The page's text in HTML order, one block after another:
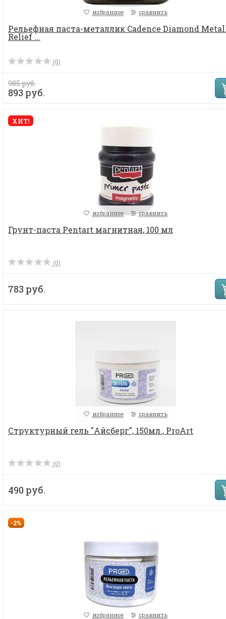
избранное сравнить
Рельефная паста-металлик Cadence Diamond
Relief ...
(0)
985 руб.
893 руб.
ХИТ!
избранное сравнить
Грунт-паста Pentart магнитная, 100 мл
(0)
783 руб.
избранное сравнить
Структурный гель "Айсберг", 150мл., ProArt
(0)
490 руб.
-2%
избранное сравнить